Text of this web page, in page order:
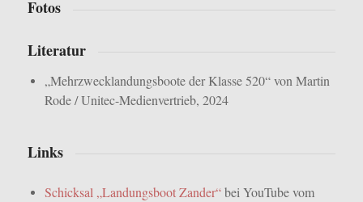
Fotos
Literatur
„Mehrzwecklandungsboote der Klasse 520“ von Martin
Rode / Unitec-Medienvertrieb, 2024
Links
Schicksal „Landungsboot Zander“bei YouTube vom